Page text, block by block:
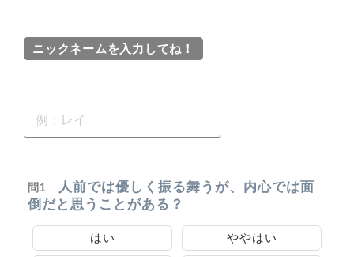
ニックネームを入力してね！
問1
人前では優しく振る舞うが、内心では面
倒だと思うことがある？
はい ややはい